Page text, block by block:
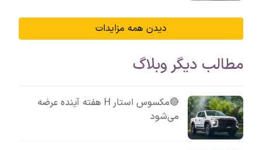
دیدن همه مزایدات
مطالب دیگر وبلاگ
🔴مکسوس استار H هفته آینده عرضه
می‌شود